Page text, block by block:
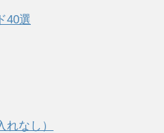
40選
なし）